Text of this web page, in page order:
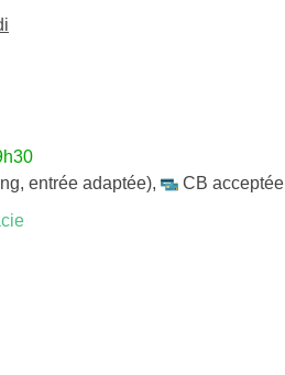
entrée adaptée),
CB acceptée